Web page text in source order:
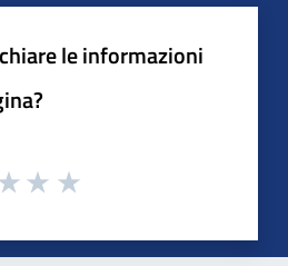
le informazioni